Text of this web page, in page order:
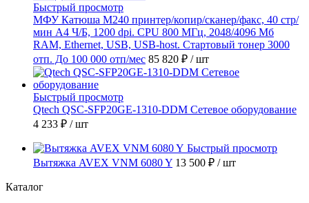
Быстрый просмотр
МФУ Катюша M240 принтер/копир/сканер/факс, 40 стр/
мин А4 Ч/Б, 1200 dpi. CPU 800 МГц, 2048/4096 Мб
RAM, Ethernet, USB, USB-host. Стартовый тонер 3000
отп. До 100 000 отп/мес 85 820 ₽ / шт
Быстрый просмотр
Qtech QSC-SFP20GE-1310-DDM Сетевое оборудование
4 233 ₽ / шт
Быстрый просмотр
Вытяжка AVEX VNM 6080 Y 13 500 ₽ / шт
Каталог